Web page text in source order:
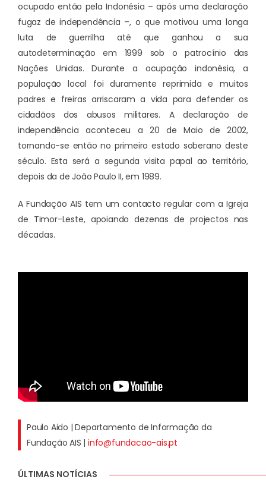
ocupado então pela Indonésia – após uma declaração
fugaz de independência –, o que motivou uma longa
luta de guerrilha até que ganhou a sua
autodeterminação em 1999 sob o patrocínio das
Nações Unidas. Durante a ocupação indonésia, a
população local foi duramente reprimida e muitos
padres e freiras arriscaram a vida para defender os
cidadãos dos abusos militares. A declaração de
independência aconteceu a 20 de Maio de 2002,
tornando-se então no primeiro estado soberano deste
século. Esta será a segunda visita papal ao território,
depois da de João Paulo II, em 1989.
A Fundação AIS tem um contacto regular com a Igreja
de Timor-Leste, apoiando dezenas de projectos nas
décadas.
Paulo Aido | Departamento de Informação da
Fundação AIS |info@fundacao-ais.pt
ÚLTIMAS NOTÍCIAS